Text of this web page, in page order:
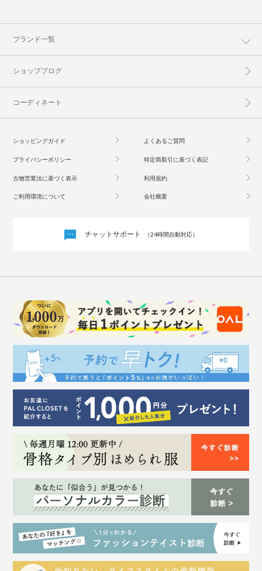
ブランド一覧
ショップブログ
コーディネート
ショッピングガイド よくあるご質問
プライバシーポリシー 特定商取引に基づく表記
古物営業法に基づく表示 利用規約
ご利用環境について 会社概要
チャットサポート （24時間自動対応）